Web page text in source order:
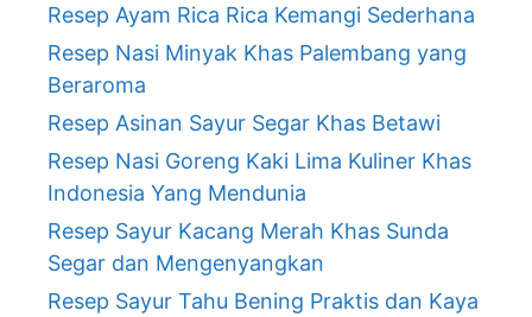
Resep Ayam Rica Rica Kemangi Sederhana
Resep Nasi Minyak Khas Palembang yang
Beraroma
Resep Asinan Sayur Segar Khas Betawi
Resep Nasi Goreng Kaki Lima Kuliner Khas
Indonesia Yang Mendunia
Resep Sayur Kacang Merah Khas Sunda
Segar dan Mengenyangkan
Resep Sayur Tahu Bening Praktis dan Kaya